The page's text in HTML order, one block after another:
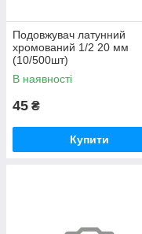
Подовжувач латунний
хромований 1/2 20 мм
(10/500шт)
В наявності
45 ₴
Купити